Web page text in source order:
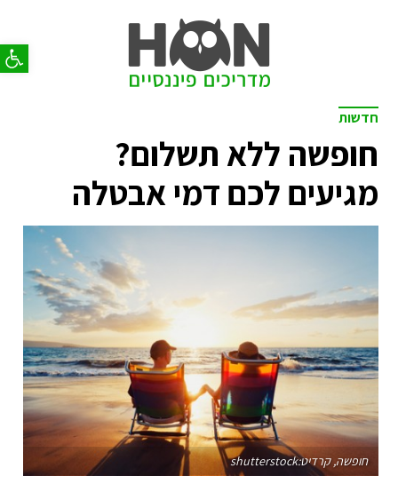
פתח
חדשות
חופשה ללא תשלום?
מגיעים לכם דמי אבטלה
חופשה, קרדיט:shutterstock